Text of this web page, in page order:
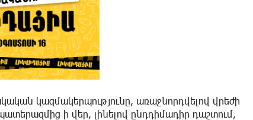
կազմակերպությունը, առաջնորդվելով վրեժի
ի վեր, լինելով ընդդիմադիր դաշտում,